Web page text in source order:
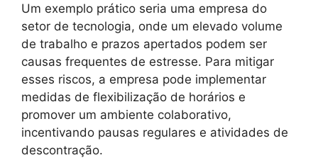
Um exemplo prático seria uma empresa do
setor de tecnologia, onde um elevado volume
de trabalho e prazos apertados podem ser
causas frequentes de estresse. Para mitigar
esses riscos, a empresa pode implementar
medidas de flexibilização de horários e
promover um ambiente colaborativo,
incentivando pausas regulares e atividades de
descontração.